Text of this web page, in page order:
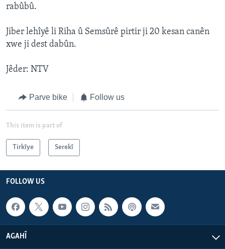
rabûbû.
Jiber lehîyê li Riha û Semsûrê pirtir ji 20 kesan canên
xwe ji dest dabûn.
Jêder: NTV
Parve bike Follow us
This item is part of
Tirkîye Serekî
FOLLOW US
AGAHÎ